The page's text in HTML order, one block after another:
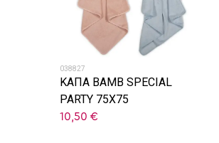
038827
ΚΑΠΑ BAMB SPECIAL
PARTY 75X75
10,50 €